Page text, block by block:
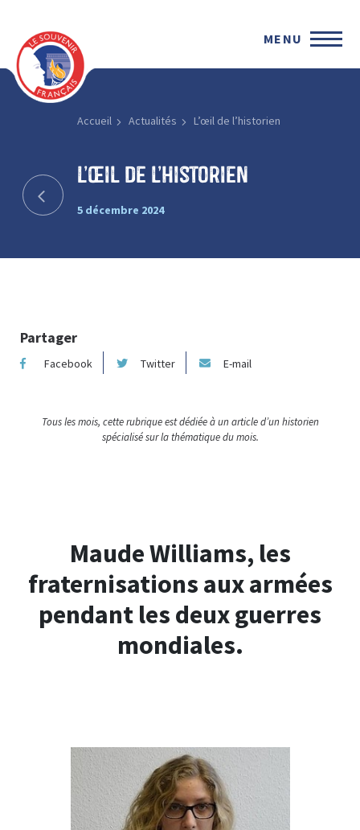
MENU
Accueil Actualités L’œil de l’historien
L’œil de l’historien
5 décembre 2024
Partager
Facebook Twitter E-mail
Tous les mois, cette rubrique est dédiée à un article d’un historien
spécialisé sur la thématique du mois.
Maude Williams, les
fraternisations aux armées
pendant les deux guerres
mondiales.